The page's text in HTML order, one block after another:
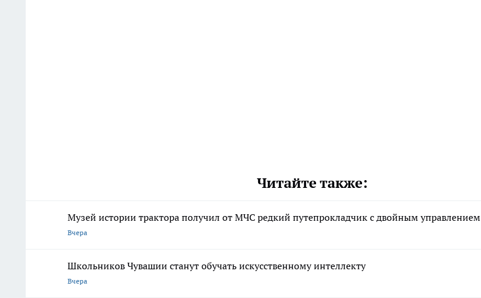
Читайте также:
Музей истории трактора получил от МЧС редкий путепрокладчик с двойным управлением
Вчера
Школьников Чувашии станут обучать искусственному интеллекту
Вчера